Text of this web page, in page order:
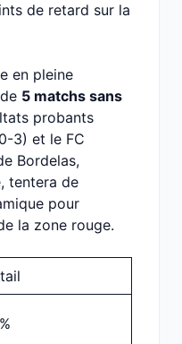
de retard sur la
en pleine
5 matchs sans
probants
3) et le FC
Bordelas,
tentera de
pour
la zone rouge.